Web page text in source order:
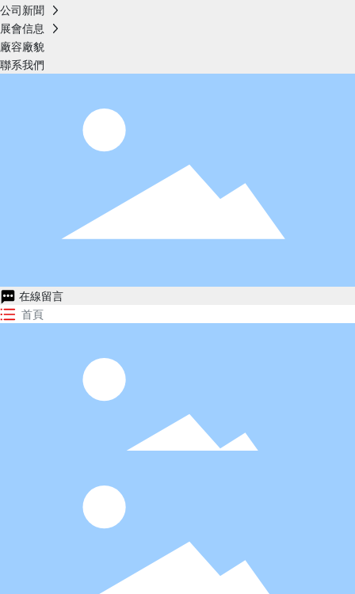
公司新聞
展會信息
廠容廠貌
聯系我們
在線留言
首頁